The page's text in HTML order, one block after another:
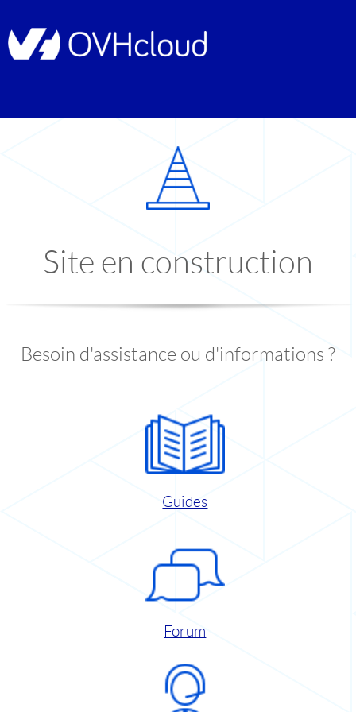
Site en construction
Besoin d'assistance ou d'informations ?
Guides
Forum